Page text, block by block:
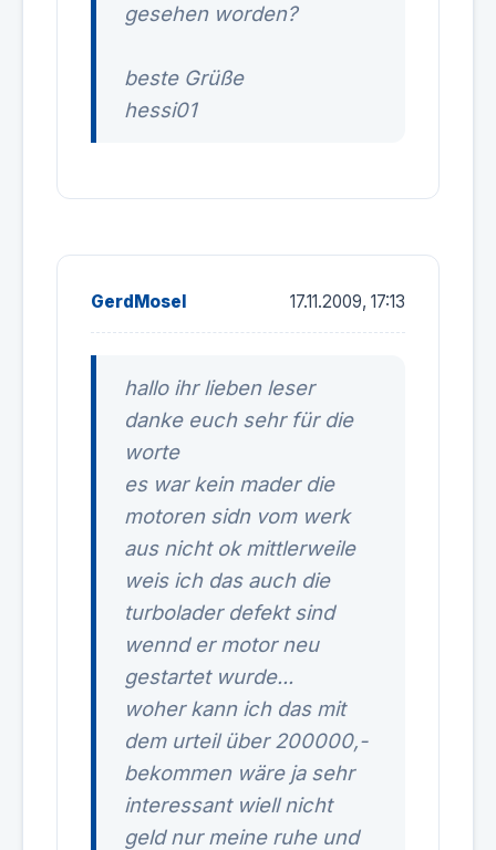
gesehen worden?
beste Grüße
hessi01
GerdMosel 17.11.2009, 17:13
hallo ihr lieben leser
danke euch sehr für die
worte
es war kein mader die
motoren sidn vom werk
aus nicht ok mittlerweile
weis ich das auch die
turbolader defekt sind
wennd er motor neu
gestartet wurde...
woher kann ich das mit
dem urteil über 200000,-
bekommen wäre ja sehr
interessant wiell nicht
geld nur meine ruhe und